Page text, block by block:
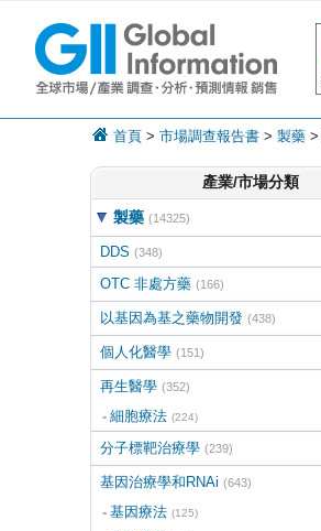
首頁 > 市場調查報告書 > 製藥 >
產業/市場分類
製藥 (14325)
DDS (348)
OTC 非處方藥 (166)
以基因為基之藥物開發 (438)
個人化醫學 (151)
再生醫學 (352)
細胞療法 (224)
分子標靶治療學 (239)
基因治療學和RNAi (643)
基因療法 (125)